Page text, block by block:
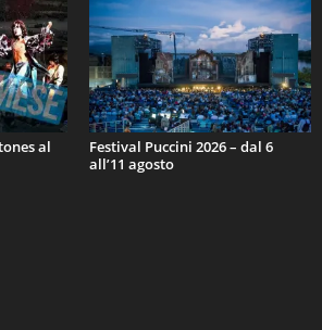
al
Festival Puccini 2026 – dal 6
all’11 agosto